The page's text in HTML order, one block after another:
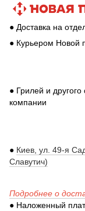
● Доставка на
● Курьером Новой
● Грилей и
компании
● Киев, ул. 49-я
Славутич)
Подробнее о
● Наложенный